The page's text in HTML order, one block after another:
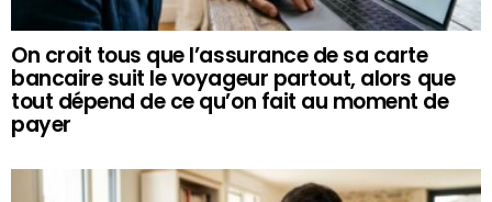
On croit tous que l’assurance de sa carte
bancaire suit le voyageur partout, alors que
tout dépend de ce qu’on fait au moment de
payer